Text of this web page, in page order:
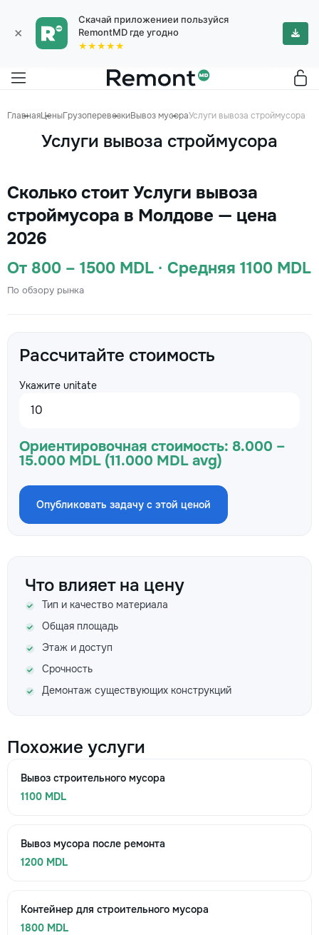
×
Скачай приложениеи пользуйся
RemontMD где угодно
★★★★★
ГлавнаяЦеныГрузоперевозкиВывоз мусораУслуги вывоза строймусора
Услуги вывоза строймусора
Сколько стоит Услуги вывоза
строймусора в Молдове — цена
2026
От 800 – 1500 MDL · Средняя 1100 MDL
По обзору рынка
Рассчитайте стоимость
Укажите unitate
Ориентировочная стоимость: 8.000 –
15.000 MDL (11.000 MDL avg)
Опубликовать задачу с этой ценой
Что влияет на цену
Тип и качество материала
Общая площадь
Этаж и доступ
Срочность
Демонтаж существующих конструкций
Похожие услуги
Вывоз строительного мусора
1100 MDL
Вывоз мусора после ремонта
1200 MDL
Контейнер для строительного мусора
1800 MDL